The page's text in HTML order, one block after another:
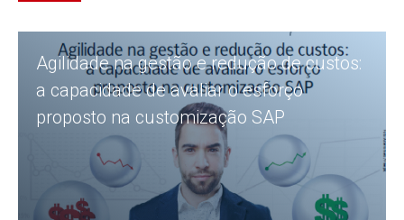
Agilidade na gestão e redução de custos:
a capacidade de avaliar o esforço
proposto na customização SAP